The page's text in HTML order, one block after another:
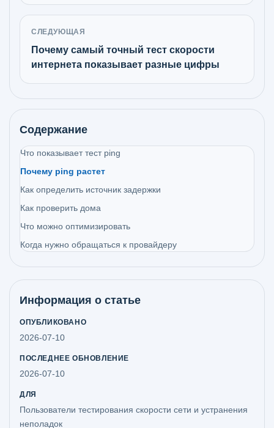
СЛЕДУЮЩАЯ
Почему самый точный тест скорости
интернета показывает разные цифры
Содержание
Что показывает тест ping
Почему ping растет
Как определить источник задержки
Как проверить дома
Что можно оптимизировать
Когда нужно обращаться к провайдеру
Информация о статье
ОПУБЛИКОВАНО
2026-07-10
ПОСЛЕДНЕЕ ОБНОВЛЕНИЕ
2026-07-10
ДЛЯ
Пользователи тестирования скорости сети и устранения
неполадок